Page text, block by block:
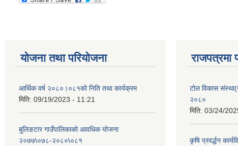
योजना तथा परियोजना
आर्थिक वर्ष २०८०।०८१को निति तथा कार्यक्रम
मिति: 09/19/2023 - 11:21
बुलिङटार गाउँपालिकाको आवधिक योजना
२०७७\०७८-२०८०\०८१
राजपत्रमा
टोल विकास
२०८०
मिति: 03/24/
कृषि प्रवर्द्धन